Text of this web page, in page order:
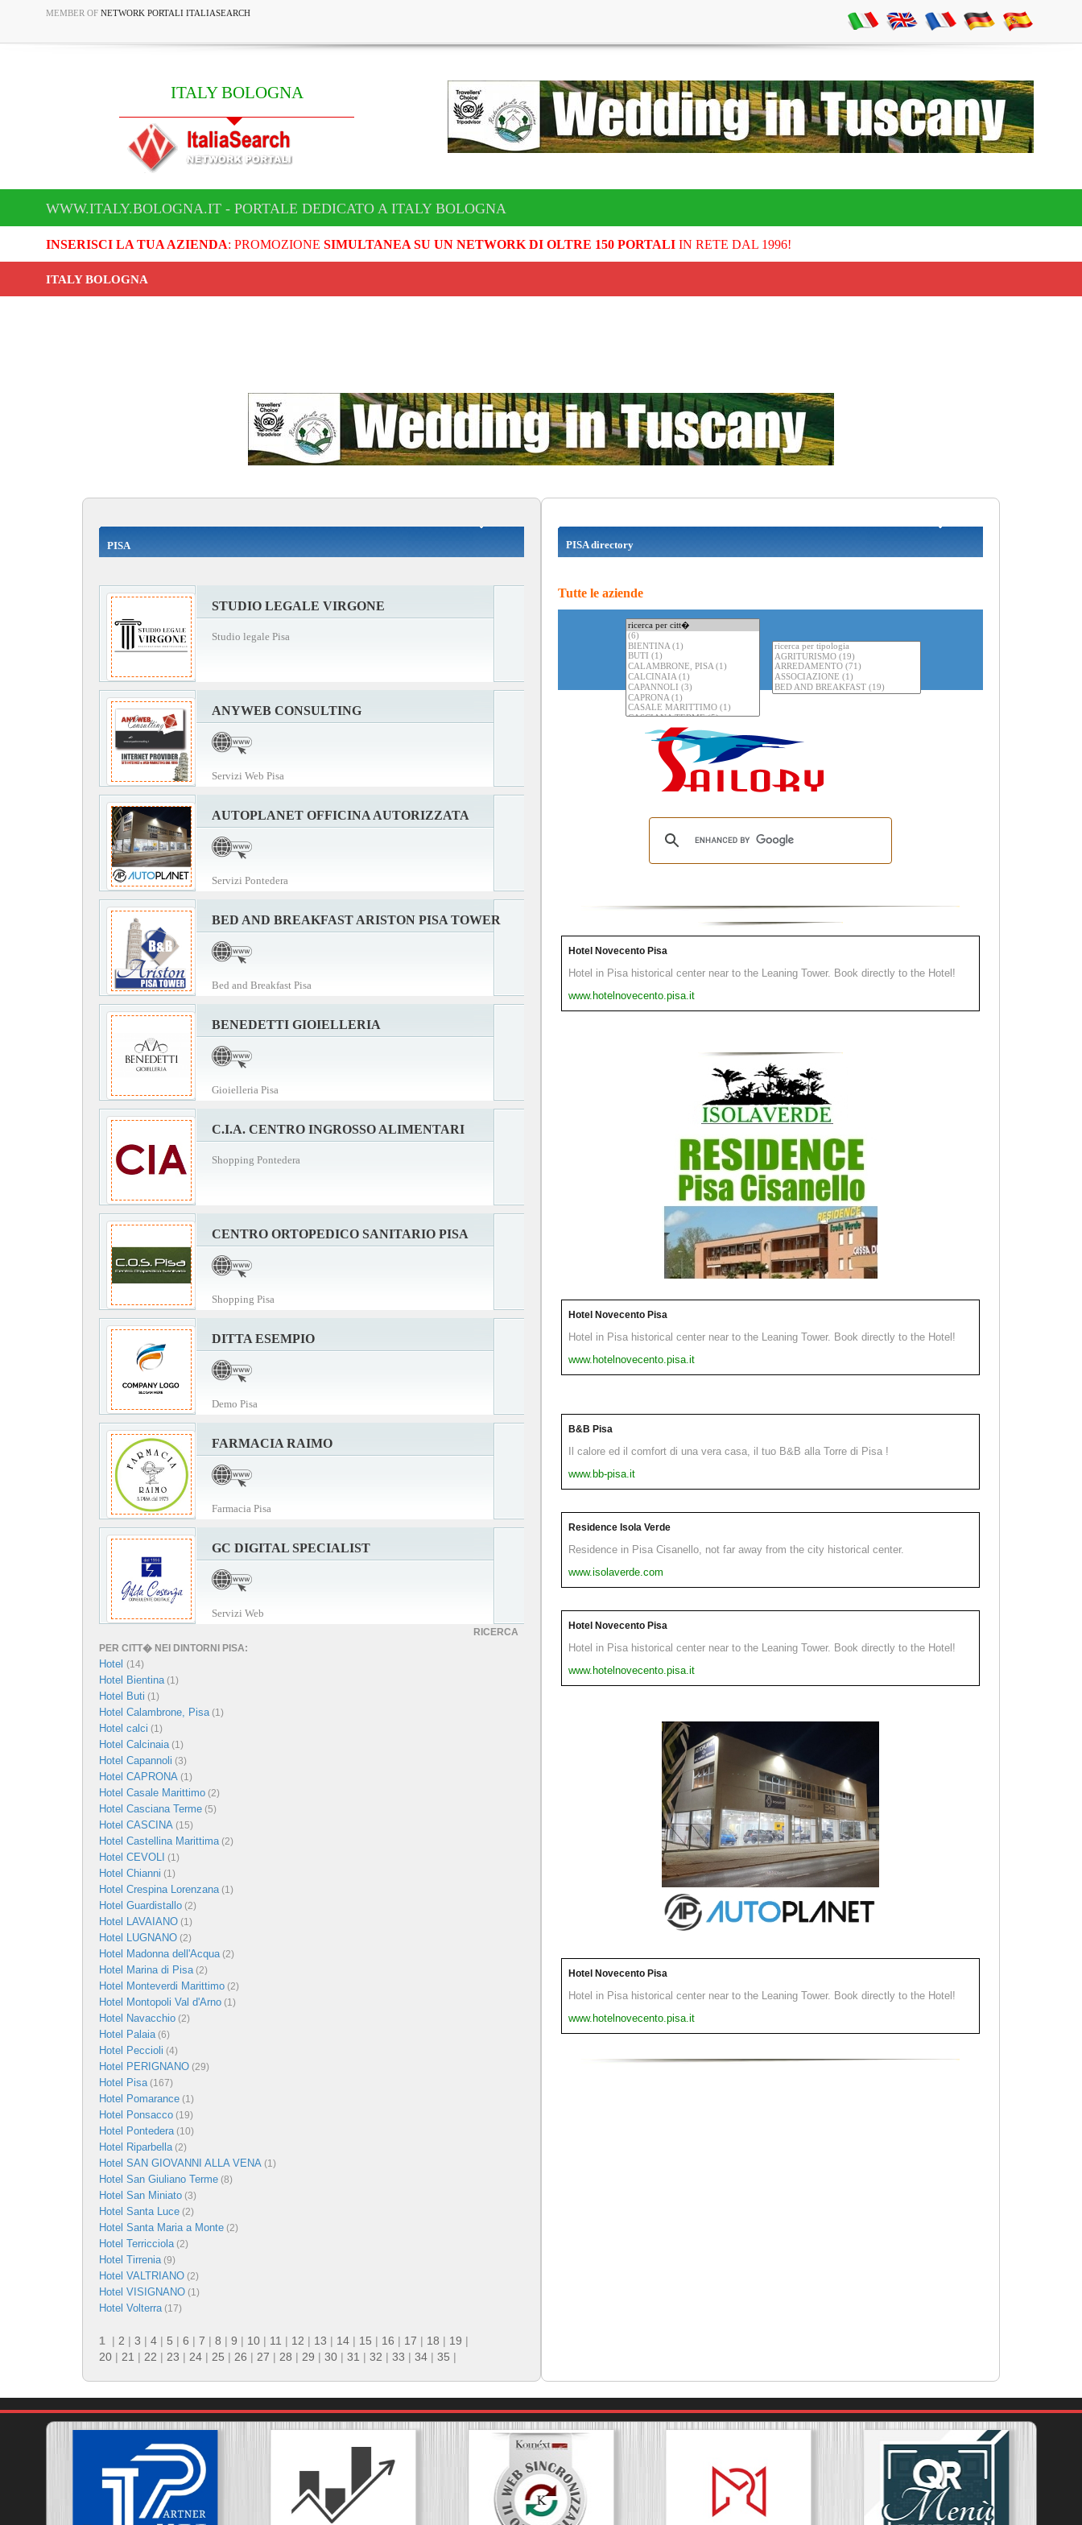
MEMBER OF NETWORK PORTALI ITALIASEARCH
ITALY BOLOGNA
WWW.ITALY.BOLOGNA.IT - PORTALE DEDICATO A ITALY BOLOGNA
INSERISCI LA TUA AZIENDA: PROMOZIONE SIMULTANEA SU UN NETWORK DI OLTRE 150 PORTALIIN RETE DAL 1996!
ITALY BOLOGNA
PISA
STUDIO LEGALE VIRGONE
Studio legale Pisa
ANYWEB CONSULTING
Servizi Web Pisa
AUTOPLANET OFFICINA AUTORIZZATA
Servizi Pontedera
BED AND BREAKFAST ARISTON PISA TOWER
Bed and Breakfast Pisa
BENEDETTI GIOIELLERIA
Gioielleria Pisa
C.I.A. CENTRO INGROSSO ALIMENTARI
Shopping Pontedera
CENTRO ORTOPEDICO SANITARIO PISA
Shopping Pisa
DITTA ESEMPIO
Demo Pisa
FARMACIA RAIMO
Farmacia Pisa
GC DIGITAL SPECIALIST
Servizi Web
RICERCA
PER CITT� NEI DINTORNI PISA:
Hotel (14)
Hotel Bientina(1)
Hotel Buti (1)
Hotel Calambrone, Pisa(1)
Hotel calci (1)
Hotel Calcinaia(1)
Hotel Capannoli (3)
Hotel CAPRONA (1)
Hotel Casale Marittimo (2)
Hotel Casciana Terme (5)
Hotel CASCINA (15)
Hotel Castellina Marittima(2)
Hotel CEVOLI (1)
Hotel Chianni (1)
Hotel Crespina Lorenzana(1)
Hotel Guardistallo (2)
Hotel LAVAIANO (1)
Hotel LUGNANO (2)
Hotel Madonna dell'Acqua(2)
Hotel Marina di Pisa(2)
Hotel Monteverdi Marittimo (2)
Hotel Montopoli Val d'Arno (1)
Hotel Navacchio (2)
Hotel Palaia(6)
Hotel Peccioli (4)
Hotel PERIGNANO (29)
Hotel Pisa(167)
Hotel Pomarance (1)
Hotel Ponsacco (19)
Hotel Pontedera(10)
Hotel Riparbella(2)
Hotel SAN GIOVANNI ALLA VENA (1)
Hotel San Giuliano Terme (8)
Hotel San Miniato (3)
Hotel Santa Luce (2)
Hotel Santa Maria a Monte (2)
Hotel Terricciola(2)
Hotel Tirrenia(9)
Hotel VALTRIANO (2)
Hotel VISIGNANO (1)
Hotel Volterra(17)
1 | 2 | 3 | 4 | 5 | 6 | 7 | 8 | 9 | 10 | 11 | 12 | 13 | 14 | 15 | 16 | 17 | 18 | 19 |
20 | 21 | 22 | 23 | 24 | 25 | 26 | 27 | 28 | 29 | 30 | 31 | 32 | 33 | 34 | 35 |
PISA directory
Tutte le aziende
Hotel Novecento Pisa
Hotel in Pisa historical center near to the Leaning Tower. Book directly to the Hotel!
www.hotelnovecento.pisa.it
Hotel Novecento Pisa
Hotel in Pisa historical center near to the Leaning Tower. Book directly to the Hotel!
www.hotelnovecento.pisa.it
B&B Pisa
Il calore ed il comfort di una vera casa, il tuo B&B alla Torre di Pisa !
www.bb-pisa.it
Residence Isola Verde
Residence in Pisa Cisanello, not far away from the city historical center.
www.isolaverde.com
Hotel Novecento Pisa
Hotel in Pisa historical center near to the Leaning Tower. Book directly to the Hotel!
www.hotelnovecento.pisa.it
Hotel Novecento Pisa
Hotel in Pisa historical center near to the Leaning Tower. Book directly to the Hotel!
www.hotelnovecento.pisa.it